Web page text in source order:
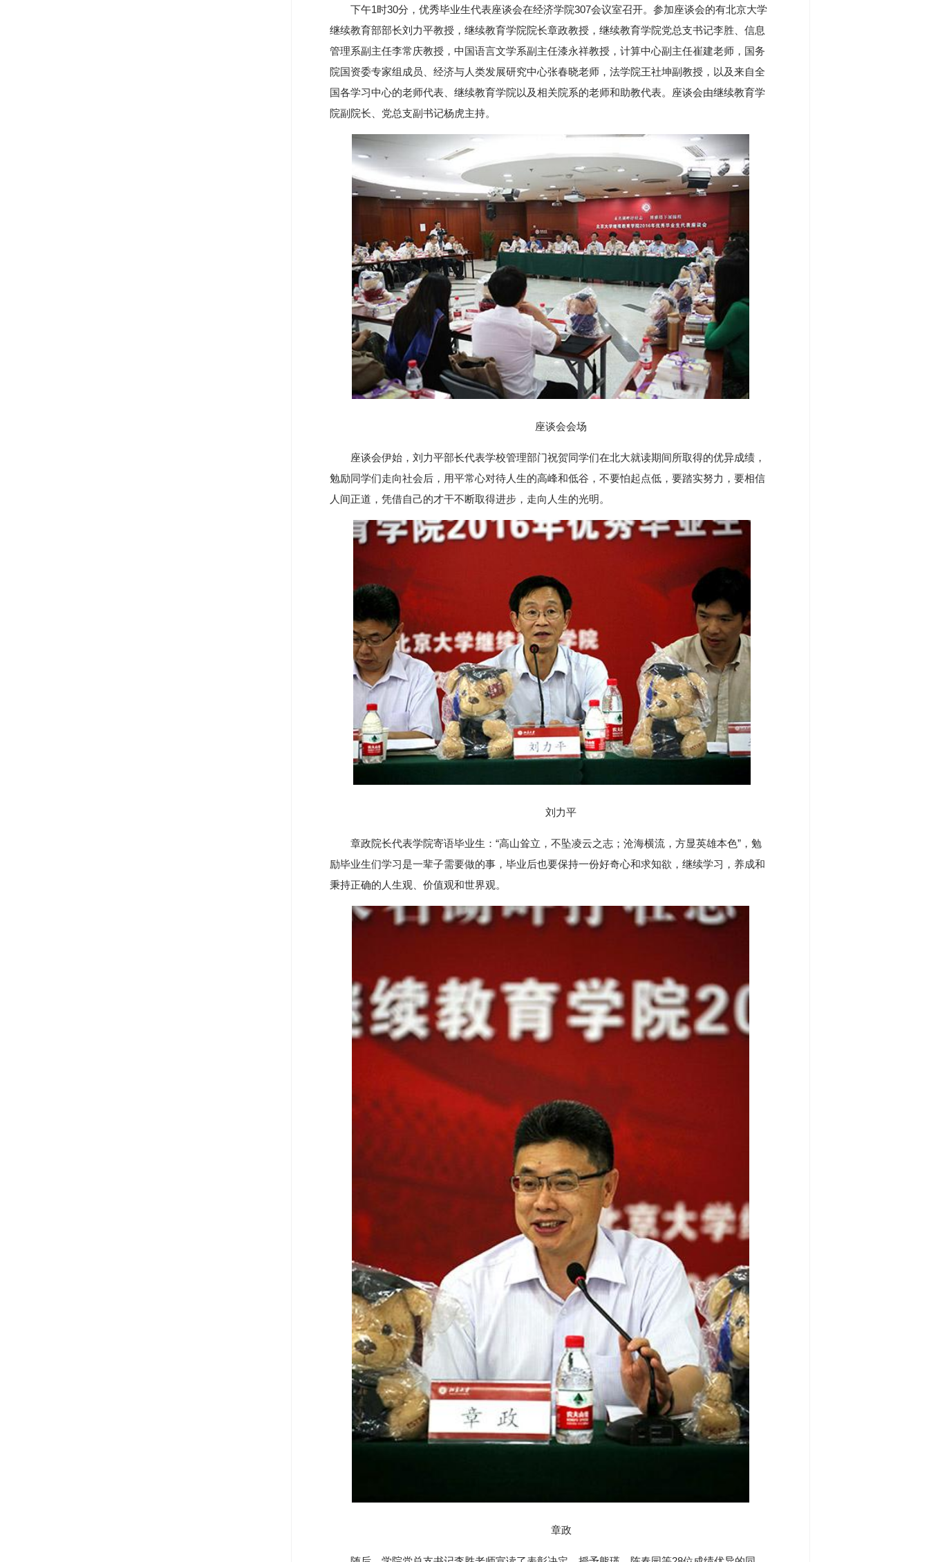
下午1时30分，优秀毕业生代表座谈会在经济学院307会议室召开。参加座谈会的有北京大学
继续教育部部长刘力平教授，继续教育学院院长章政教授，继续教育学院党总支书记李胜、信息
管理系副主任李常庆教授，中国语言文学系副主任漆永祥教授，计算中心副主任崔建老师，国务
院国资委专家组成员、经济与人类发展研究中心张春晓老师，法学院王社坤副教授，以及来自全
国各学习中心的老师代表、继续教育学院以及相关院系的老师和助教代表。座谈会由继续教育学
院副院长、党总支副书记杨虎主持。
座谈会会场
座谈会伊始，刘力平部长代表学校管理部门祝贺同学们在北大就读期间所取得的优异成绩，
勉励同学们走向社会后，用平常心对待人生的高峰和低谷，不要怕起点低，要踏实努力，要相信
人间正道，凭借自己的才干不断取得进步，走向人生的光明。
刘力平
章政院长代表学院寄语毕业生：“高山耸立，不坠凌云之志；沧海横流，方显英雄本色”，勉
励毕业生们学习是一辈子需要做的事，毕业后也要保持一份好奇心和求知欲，继续学习，养成和
秉持正确的人生观、价值观和世界观。
章政